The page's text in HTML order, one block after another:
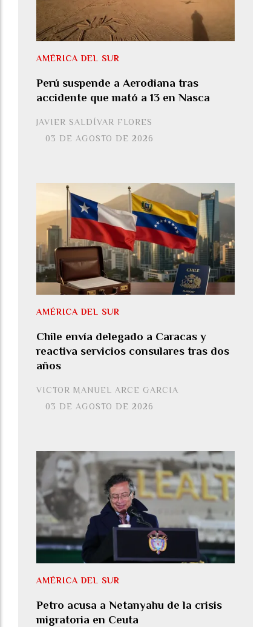
Perú suspende a Aerodiana tras
accidente que mató a 13 en Nasca
JAVIER SALDÍVAR FLORES
AMÉRICA DEL SUR
03 DE AGOSTO DE 2026
Chile envía delegado a Caracas y
reactiva servicios consulares tras dos
años
VICTOR MANUEL ARCE GARCIA
AMÉRICA DEL SUR
03 DE AGOSTO DE 2026
Petro acusa a Netanyahu de la crisis
migratoria en Ceuta
AMÉRICA DEL SUR